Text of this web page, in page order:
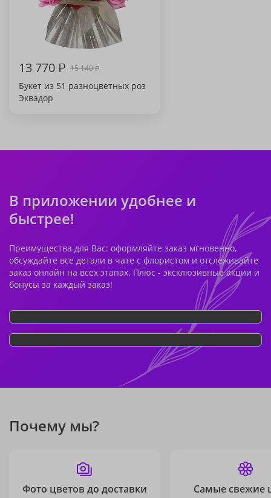
13 770₽ 15 140₽
Букет из 51 разноцветных роз
Эквадор
В приложении удобнее и
быстрее!
Преимущества для Вас: оформляйте заказ мгновенно,
обсуждайте все детали в чате с флористом и отслеживайте
заказ онлайн на всех этапах. Плюс - эксклюзивные акции и
бонусы за каждый заказ!
Почему мы?
Фото цветов до доставки Самые свежие